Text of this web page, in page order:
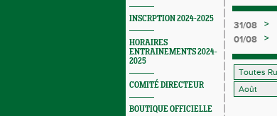
INSCRPTION 2024-2025
HORAIRES
ENTRAINEMENTS 2024-
2025
COMITÉ DIRECTEUR
BOUTIQUE OFFICIELLE
31/08 >
01/08
>